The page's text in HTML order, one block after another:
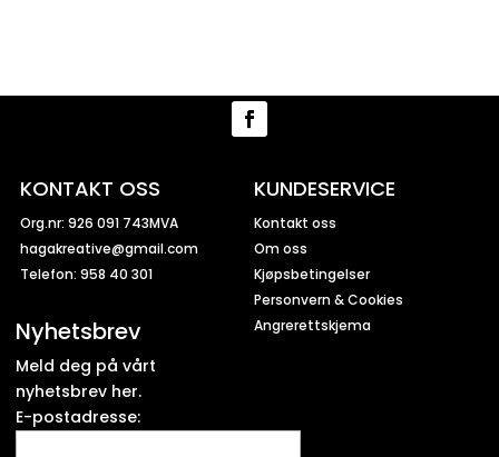
KONTAKT OSS
Org.nr: 926 091 743MVA
hagakreative@gmail.com
Telefon: 958 40 301
Nyhetsbrev
Meld deg på vårt
nyhetsbrev her.
E-postadresse:
KUNDESERVICE
Kontakt oss
Om oss
Kjøpsbetingelser
Personvern & Cookies
Angrerettskjema